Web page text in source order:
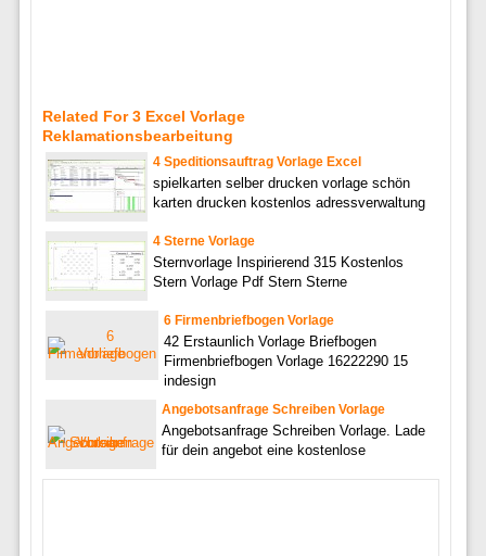
Related For 3 Excel Vorlage
Reklamationsbearbeitung
4 Speditionsauftrag Vorlage Excel
spielkarten selber drucken vorlage schön
karten drucken kostenlos adressverwaltung
4 Sterne Vorlage
Sternvorlage Inspirierend 315 Kostenlos
Stern Vorlage Pdf Stern Sterne
6 Firmenbriefbogen Vorlage
42 Erstaunlich Vorlage Briefbogen
Firmenbriefbogen Vorlage 16222290 15
indesign
Angebotsanfrage Schreiben Vorlage
Angebotsanfrage Schreiben Vorlage. Lade
für dein angebot eine kostenlose